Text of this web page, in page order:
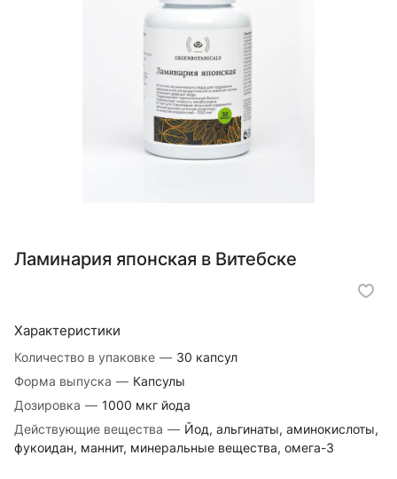
Ламинария японская в Витебске
Характеристики
Количество в упаковке — 30 капсул
Форма выпуска — Капсулы
Дозировка — 1000 мкг йода
Действующие вещества — Йод, альгинаты, аминокислоты,
фукоидан, маннит, минеральные вещества, омега-3